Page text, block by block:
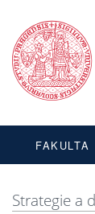
FAKULTA
Strategie a